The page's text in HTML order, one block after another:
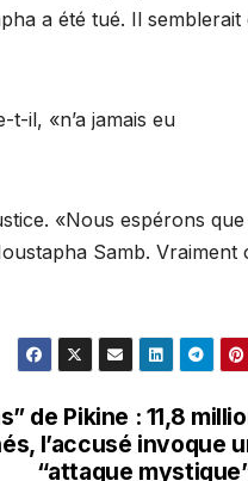
a été tué. Il semblerait
t-il, «n’a jamais eu
«Nous espérons que
Samb. Vraiment
de Pikine : 11,8
l’accusé invoque
“attaque